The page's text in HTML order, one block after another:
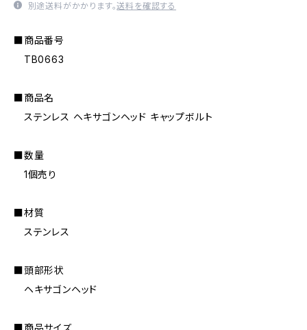
別途送料がかかります。送料を確認する
■商品番号
TB0663
■商品名
ステンレス ヘキサゴンヘッド キャップボルト
■数量
1個売り
■材質
ステンレス
■頭部形状
ヘキサゴンヘッド
■商品サイズ